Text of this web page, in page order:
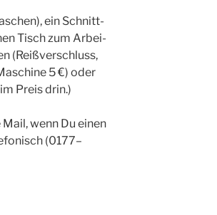
ein Schnitt­
Tisch zum Arbei­
(Reiß­ver­schluss,
5 €) oder
Preis drin.)
wenn Du einen
(0177–